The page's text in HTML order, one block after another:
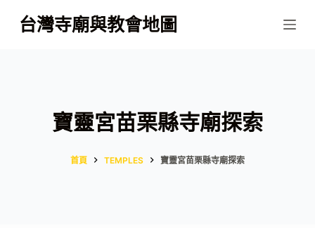
跳
至
台灣寺廟與教會地圖
寶靈宮苗栗縣寺廟探索
首頁 TEMPLES 寶靈宮苗栗縣寺廟探索